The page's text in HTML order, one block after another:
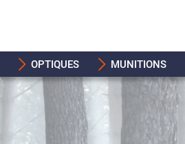
OPTIQUES MUNITIONS